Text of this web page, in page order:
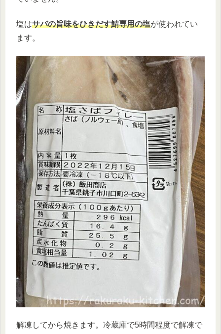
塩はサバの旨味をひきだす鯖専用の塩が使われてい
ます。
解凍してから焼きます。冷蔵庫で5時間程度で解凍で